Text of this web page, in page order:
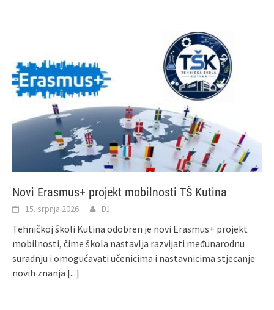
Novi Erasmus+ projekt mobilnosti TŠ Kutina
15. srpnja 2026. DJ
Tehničkoj školi Kutina odobren je novi Erasmus+ projekt
mobilnosti, čime škola nastavlja razvijati međunarodnu
suradnju i omogućavati učenicima i nastavnicima stjecanje
novih znanja [...]